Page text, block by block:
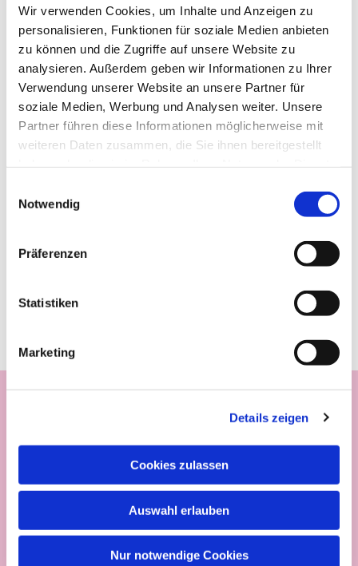
Wir verwenden Cookies, um Inhalte und Anzeigen zu
personalisieren, Funktionen für soziale Medien anbieten
zu können und die Zugriffe auf unsere Website zu
analysieren. Außerdem geben wir Informationen zu Ihrer
Verwendung unserer Website an unsere Partner für
soziale Medien, Werbung und Analysen weiter. Unsere
Partner führen diese Informationen möglicherweise mit
weiteren Daten zusammen, die Sie ihnen bereitgestellt
Notwendig
Präferenzen
Statistiken
Marketing
Details zeigen
Cookies zulassen
Auswahl erlauben
Nur notwendige Cookies